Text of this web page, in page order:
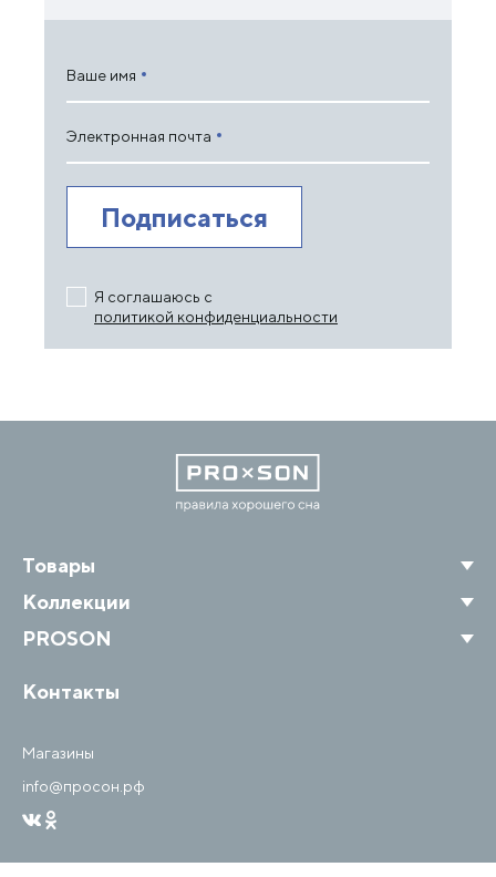
Ваше имя
Электронная почта
Я соглашаюсь с
политикой конфиденциальности
Товары
Коллекции
PROSON
Контакты
Магазины
info@просон.рф